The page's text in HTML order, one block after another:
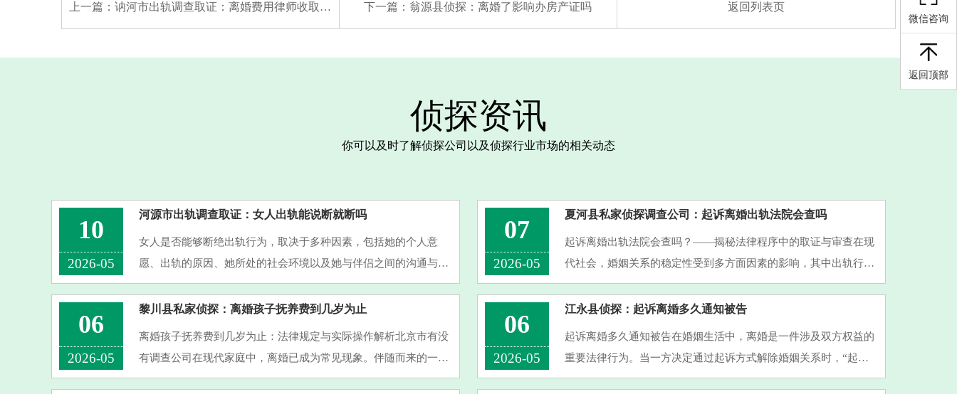
上一篇： 讷河市出轨调查取证：离婚费用律师收取多少 下一篇：翁源县侦探：离婚了影响办房产证吗 返回列表页
侦探资讯
你可以及时了解侦探公司以及侦探行业市场的相关动态
10
2026-05
河源市出轨调查取证：女人出轨能说断就断吗
女人是否能够断绝出轨行为，取决于多种因素，包括她的个人意
愿、出轨的原因、她所处的社会环境以及她与伴侣之间的沟通与解
决冲突的能力。个人意愿：如果她意识到出轨对她的婚姻或关系造
成了伤害，并且真心想要改正，···
07
2026-05
夏河县私家侦探调查公司：起诉离婚出轨法院会查吗
起诉离婚出轨法院会查吗？——揭秘法律程序中的取证与审查在现
代社会，婚姻关系的稳定性受到多方面因素的影响，其中出轨行为
成为导致离婚案件中常见且敏感的问题之一。许多当事人在提起离
婚诉讼时，不免关心一个核心···
06
2026-05
黎川县私家侦探：离婚孩子抚养费到几岁为止
离婚孩子抚养费到几岁为止：法律规定与实际操作解析北京市有没
有调查公司在现代家庭中，离婚已成为常见现象。伴随而来的一个
重要问题便是子女抚养费的支付期限。许多父母在面对离婚时，关
06
2026-05
江永县侦探：起诉离婚多久通知被告
起诉离婚多久通知被告在婚姻生活中，离婚是一件涉及双方权益的
重要法律行为。当一方决定通过起诉方式解除婚姻关系时，“起诉
离婚多久通知被告”成为许多当事人关心的焦点问题。本文将围绕
微信咨询
返回顶部